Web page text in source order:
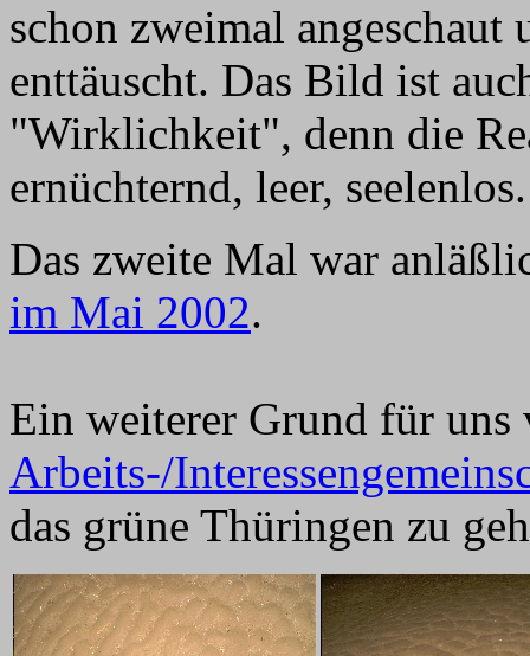
schon zweimal
enttäuscht. Das Bild ist
"Wirklichkeit", denn die
ernüchternd, leer,
Das zweite Mal war
im Mai 2002.
Ein weiterer Grund für uns
Arbeits-/
das grüne Thüringen zu